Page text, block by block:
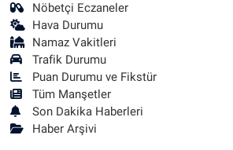
Nöbetçi Eczaneler
Hava Durumu
Namaz Vakitleri
Trafik Durumu
Puan Durumu ve Fikstür
Tüm Manşetler
Son Dakika Haberleri
Haber Arşivi